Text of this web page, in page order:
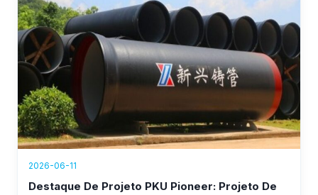
2026-06-11
Destaque De Projeto PKU Pioneer: Projeto De